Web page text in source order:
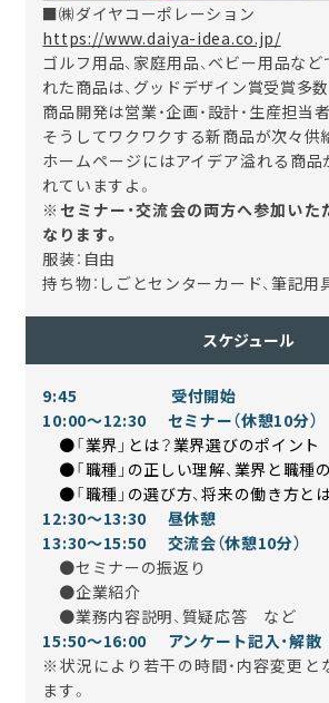
■㈱ダイヤコーポレーション
https://www.daiya-idea.co.jp/
ゴルフ用品、家庭用品、ベビー用品な
れた商品は、グッドデザイン賞受賞多数
商品開発は営業・企画・設計・生産担当
そうしてワクワクする新商品が次々供
ホームページにはアイデア溢れる商品
れていますよ。
※セミナー・交流会の両方へ参加いた
なります。
服装：自由
持ち物：しごとセンターカード、筆記用
スケジュール
9:45 受付開始
10:00～12:30 セミナー（休憩10分）
●「業界」とは？業界選びのポイント
●「職種」の正しい理解、業界と職種
●「職種」の選び方、将来の働き方
12:30～13:30 昼休憩
13:30～15:50 交流会（休憩10分）
●セミナーの振返り
●企業紹介
●業務内容説明、質疑応答 など
15:50～16:00 アンケート記入・解散
※状況により若干の時間・内容変更と
ます。